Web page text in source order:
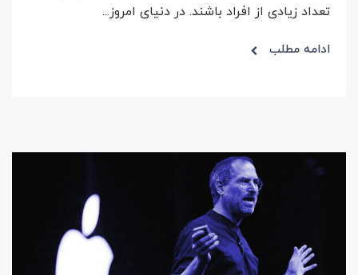
تعداد زیادی از افراد باشند. در دنیای امروز...
ادامه مطلب